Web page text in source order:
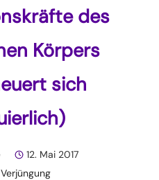
des
Körpers
sich
12. Mai 2017
Verjüngung